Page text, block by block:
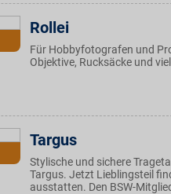
Rollei
Für Hobbyfotografen und
Objektive, Rucksäcke und
Targus
Stylische und sichere
Targus. Jetzt Lieblingsteil
ausstatten. Den BSW-